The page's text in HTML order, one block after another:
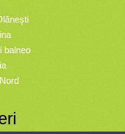
balneo